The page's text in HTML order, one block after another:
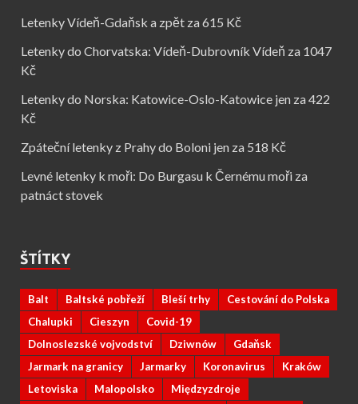
Letenky Vídeň-Gdaňsk a zpět za 615 Kč
Letenky do Chorvatska: Vídeň-Dubrovník Vídeň za 1047
Kč
Letenky do Norska: Katowice-Oslo-Katowice jen za 422
Kč
Zpáteční letenky z Prahy do Boloni jen za 518 Kč
Levné letenky k moři: Do Burgasu k Černému moři za
patnáct stovek
ŠTÍTKY
Balt Baltské pobřeží Bleší trhy
Cestování do Polska
Chalupki
Cieszyn
Covid-19
Dolnoslezské vojvodství
Dziwnów
Gdaňsk
Jarmark na granicy
Jarmarky Koronavirus
Kraków
Letoviska
Malopolsko
Międzyzdroje